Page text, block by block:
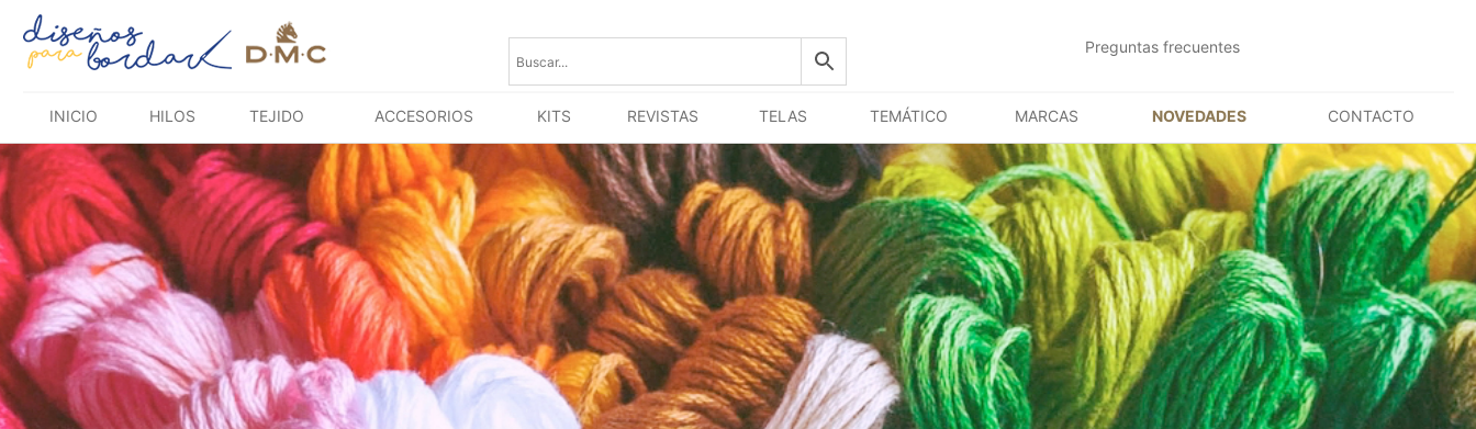
Saltar
contenido
Preguntas frecuentes
INICIO HILOS TEJIDO ACCESORIOS KITS REVISTAS TELAS TEMÁTICO MARCAS NOVEDADES CONTACTO